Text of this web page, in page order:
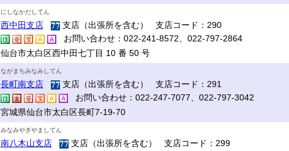
にしなかだしてん
西中田支店
支店（出張所を含む） 支店コード：290
お問い合わせ：022-241-8572、022-797-2864
仙台市太白区西中田七丁目 10 番 50 号
ながまちみなみしてん
長町南支店
支店（出張所を含む） 支店コード：291
お問い合わせ：022-247-7077、022-797-3042
宮城県仙台市太白区長町7-19-70
みなみやぎやましてん
南八木山支店
支店（出張所を含む） 支店コード：299